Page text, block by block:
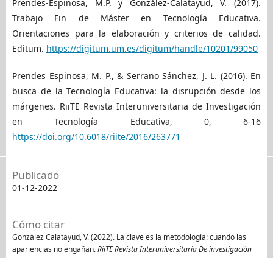
Prendes-Espinosa, M.P. y González-Calatayud, V. (2017).
Trabajo Fin de Máster en Tecnología Educativa.
Orientaciones para la elaboración y criterios de calidad.
Editum. https://digitum.um.es/digitum/handle/10201/99050
Prendes Espinosa, M. P., & Serrano Sánchez, J. L. (2016). En
busca de la Tecnología Educativa: la disrupción desde los
márgenes. RiiTE Revista Interuniversitaria de Investigación
en Tecnología Educativa, 0, 6-16
https://doi.org/10.6018/riite/2016/263771
Publicado
01-12-2022
Cómo citar
González Calatayud, V. (2022). La clave es la metodología: cuando las
apariencias no engañan.RiiTE Revista Interuniversitaria De investigación